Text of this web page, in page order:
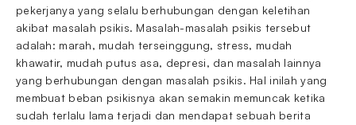
pekerjanya yang selalu berhubungan dengan keletihan
akibat masalah psikis. Masalah-masalah psikis tersebut
adalah: marah, mudah terseinggung, stress, mudah
khawatir, mudah putus asa, depresi, dan masalah lainnya
yang berhubungan dengan masalah psikis. Hal inilah yang
membuat beban psikisnya akan semakin memuncak ketika
sudah terlalu lama terjadi dan mendapat sebuah berita